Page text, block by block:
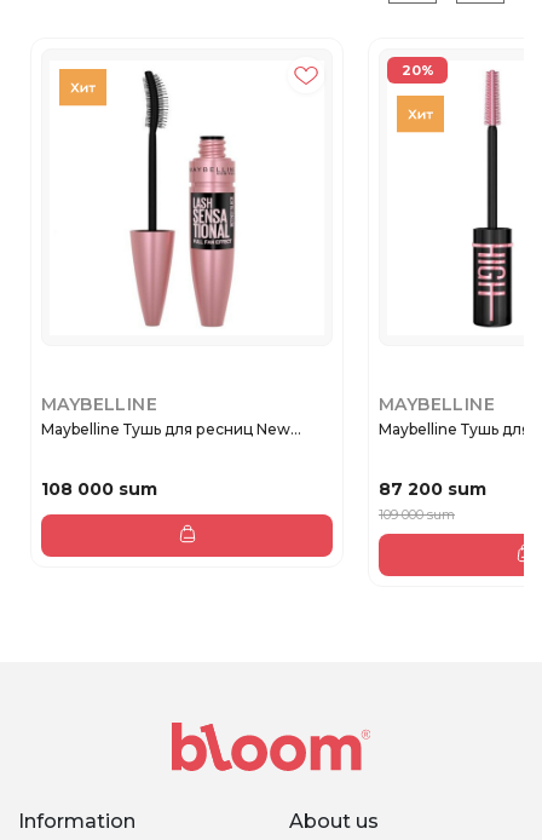
MAYBELLINE
Maybelline Тушь для ресниц New...
108 000 sum
20%
MAYBELLINE
Maybelline Тушь для
87 200 sum
109 000 sum
Information About us